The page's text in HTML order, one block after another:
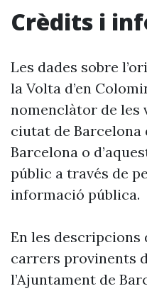
Crèdits i
Les dades sobre
la Volta d’en
nomenclàtor de les
ciutat de Barcelona
Barcelona o
públic a través de
informació pública.
En les descripcions
carrers provinents
l’Ajuntament de